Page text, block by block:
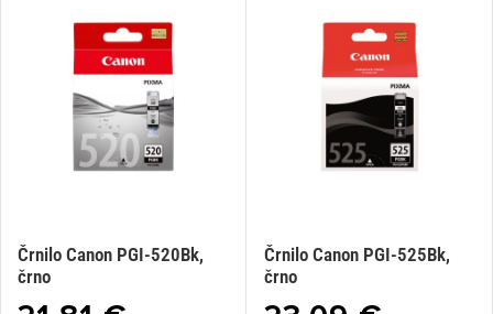
Črnilo Canon PGI-520Bk,
črno
Črnilo Canon PGI-525Bk,
črno